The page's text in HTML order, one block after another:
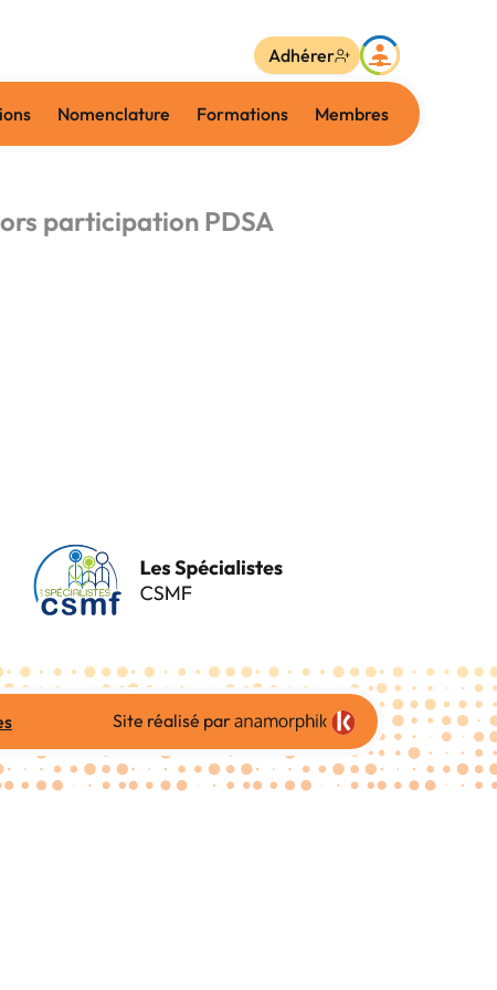
Nomenclature Formations Membres
Adhérer
participation PDSA
Site réalisé par